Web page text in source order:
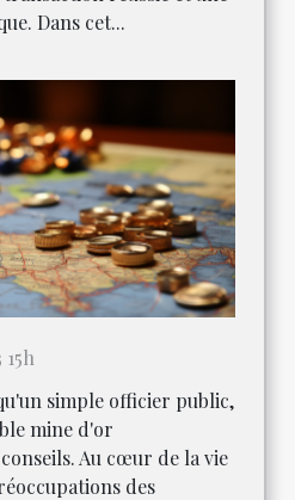
Dans cet...
simple officier public,
mine d'or
Au cœur de la vie
des